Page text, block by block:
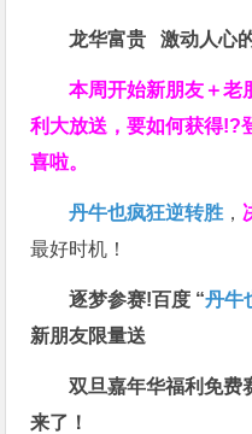
龙华富贵 激动人心
本周开始新朋友＋老
利大放送，要如何获得!?
喜啦。
丹牛也疯狂逆转胜 ，
最好时机！
逐梦参赛!百度 “丹牛
新朋友限量送
双旦嘉年华福利免费
来了！